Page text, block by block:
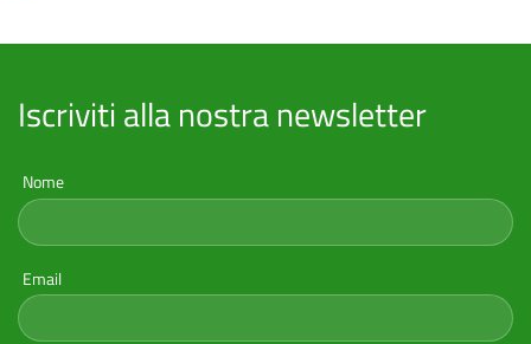
Iscriviti alla nostra newsletter
Nome
Email